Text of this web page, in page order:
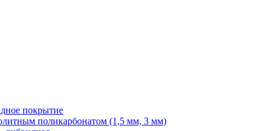
покрытие
поликарбонатом (1,5 мм, 3 мм)